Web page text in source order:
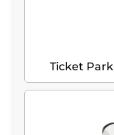
Ticket